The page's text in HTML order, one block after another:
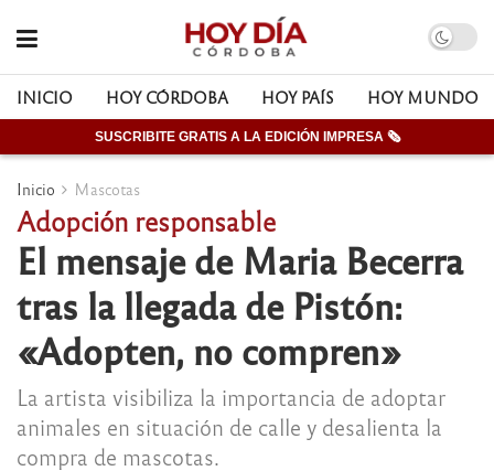
INICIO HOY CÓRDOBA HOY PAÍS HOY MUNDO
SUSCRIBITE GRATIS A LA EDICIÓN IMPRESA 🗞
Inicio Mascotas
Adopción responsable
El mensaje de Maria Becerra
tras la llegada de Pistón:
«Adopten, no compren»
La artista visibiliza la importancia de adoptar
animales en situación de calle y desalienta la
compra de mascotas.